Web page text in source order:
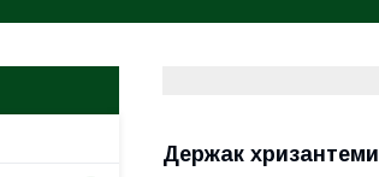
Держак